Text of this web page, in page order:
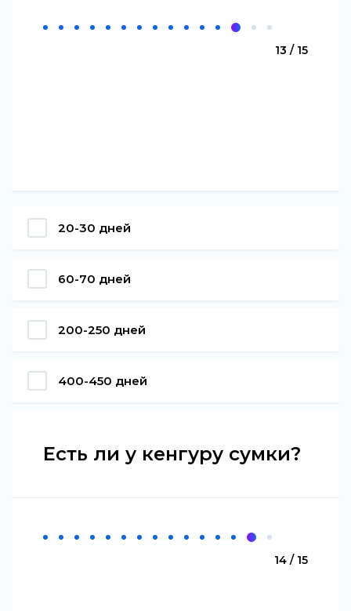
13 / 15
20-30 дней
60-70 дней
200-250 дней
400-450 дней
Есть ли у кенгуру сумки?
14 / 15